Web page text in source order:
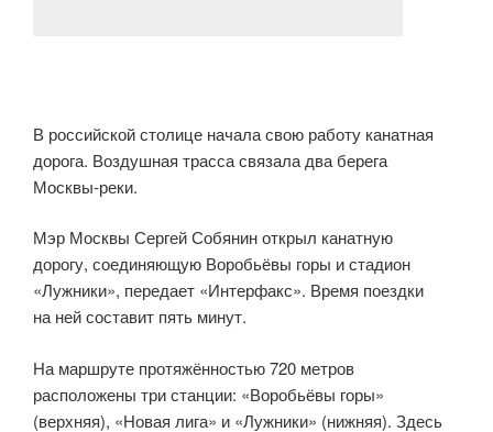
В российской столице начала свою работу канатная
дорога. Воздушная трасса связала два берега
Москвы-реки.
Мэр Москвы Сергей Собянин открыл канатную
дорогу, соединяющую Воробьёвы горы и стадион
«Лужники», передает «Интерфакс». Время поездки
на ней составит пять минут.
На маршруте протяжённостью 720 метров
расположены три станции: «Воробьёвы горы»
(верхняя), «Новая лига» и «Лужники» (нижняя). Здесь